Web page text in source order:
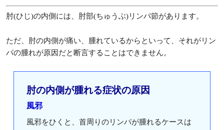
肘(ひじ)の内側には、肘部(ちゅうぶ)リンパ節があります。
ただ、肘の内側が痛い、腫れているからといって、それがリン
パの腫れが原因だと断言することはできません。
肘の内側が腫れる症状の原因
風邪
風邪をひくと、首周りのリンパが腫れるケースは